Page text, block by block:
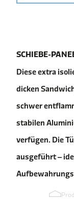
SCHIEBE-
Diese extra
dicken
schwer
stabilen
verfügen. Die
ausgeführt –